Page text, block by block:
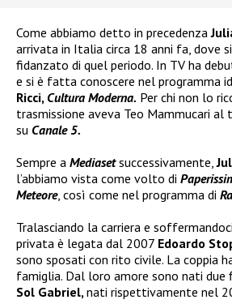
Come abbiamo detto in precedenza
arrivata in Italia circa 18 anni fa, dove
fidanzato di quel periodo. In TV ha
e si è fatta conoscere nel programma
Ricci, Cultura Moderna. Per chi non lo
trasmissione aveva Teo Mammucari al
su Canale 5.
Sempre a Mediaset successivamente,
l’abbiamo vista come volto di
Meteore, così come nel programma di
Tralasciando la carriera e
privata è legata dal 2007 Edoardo
sono sposati con rito civile. La coppia
famiglia. Dal loro amore sono nati due
Sol Gabriel, nati rispettivamente nel